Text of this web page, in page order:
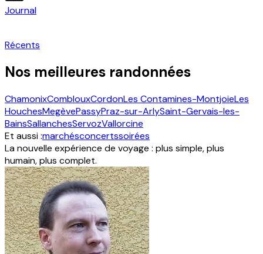
Journal
Récents
Nos meilleures randonnées
ChamonixComblouxCordonLes Contamines-MontjoieLes
HouchesMegèvePassyPraz-sur-ArlySaint-Gervais-les-
BainsSallanchesServozVallorcine
Et aussi :marchésconcertssoirées
La nouvelle expérience de voyage : plus simple, plus
humain, plus complet.